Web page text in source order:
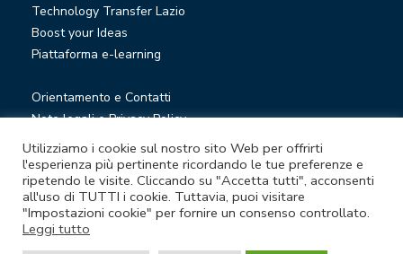
Technology Transfer Lazio
Boost your Ideas
Piattaforma e-learning
Orientamento e Contatti
Note legali e Privacy Policy
Privacy Newsletter
Società trasparente
Whistleblowing
© Lazio Innova S.p.A. società soggetta a direzione e
Utilizziamo i cookie sul nostro sito Web per offrirti
l'esperienza più pertinente ricordando le tue preferenze e
ripetendo le visite. Cliccando su "Accetta tutti", acconsenti
all'uso di TUTTI i cookie. Tuttavia, puoi visitare
"Impostazioni cookie" per fornire un consenso controllato.
Leggi tutto